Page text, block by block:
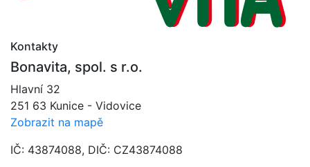
Kontakty
Bonavita, spol. s r.o.
Hlavní 32
251 63 Kunice - Vidovice
Zobrazit na mapě
IČ: 43874088, DIČ: CZ43874088